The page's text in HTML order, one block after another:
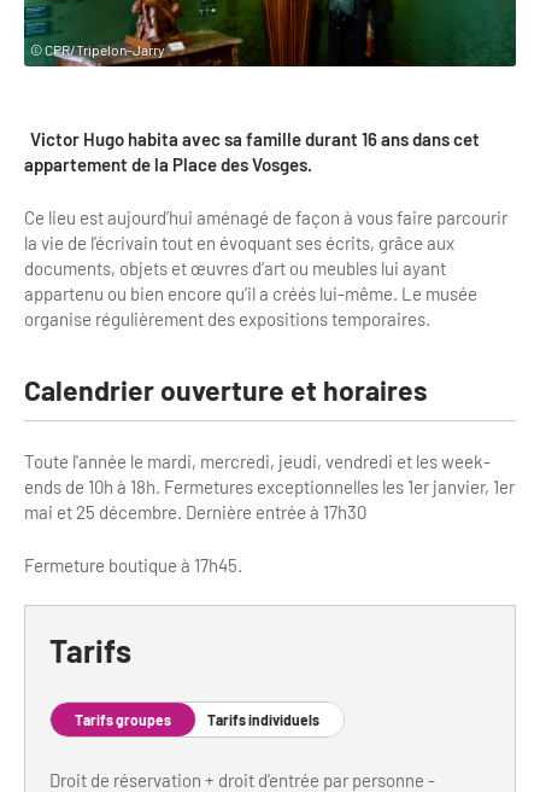
Clientèles lointaines
Clientèles spécifiques
Etudes thématiques
Dispositifs d'enquêtes
Chiffres Annuels
Repères annuel
La liste des OT d'Île-de-France
APIDAE
Formations
Mode d'emploi formations
Formations inter-filières
Formations OT
Matinales
Webinaires
E-learning
Bilan des actions de professionnalisation
Améliorer l’expérience de vos visiteurs
Améliorer la qualité
Partage d'expériences professionnelles
Restaurants impressionnistes
Offre de la destination
Activités
Musée - Monuments - Châteaux
Croisiéristes/Bateaux
Parcs d’attractions et animaliers
Cabarets et casino
Expériences et visites
Grands magasins et outlets
Golfs
Incentive et team building
Logistique
© CPR/Tripelon-Jarry
Victor Hugo habita avec sa famille durant 16 ans dans cet
appartement de la Place des Vosges.
Ce lieu est aujourd’hui aménagé de façon à vous faire parcourir
la vie de l’écrivain tout en évoquant ses écrits, grâce aux
documents, objets et œuvres d’art ou meubles lui ayant
appartenu ou bien encore qu’il a créés lui-même. Le musée
organise régulièrement des expositions temporaires.
Calendrier ouverture et horaires
Toute l'année le mardi, mercredi, jeudi, vendredi et les week-
ends de 10h à 18h. Fermetures exceptionnelles les 1er janvier, 1er
mai et 25 décembre. Dernière entrée à 17h30
Fermeture boutique à 17h45.
Tarifs
Tarifs groupes Tarifs individuels
Droit de réservation + droit d’entrée par personne -